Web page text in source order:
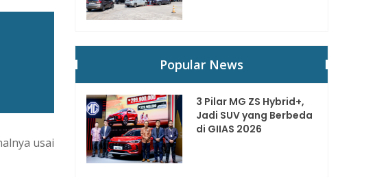
usai
Popular News
3 Pilar MG ZS Hybrid+,
Jadi SUV yang Berbeda
di GIIAS 2026